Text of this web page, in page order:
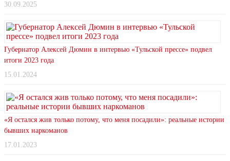
30.09.2025
Губернатор Алексей Дюмин в интервью «Тульской прессе» подвел
итоги 2023 года
15.01.2024
«Я остался жив только потому, что меня посадили»: реальные истории
бывших наркоманов
17.01.2023